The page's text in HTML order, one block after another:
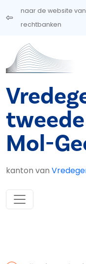
Overslaan en naar de
naar de website
rechtbanken
Mol-
kanton van